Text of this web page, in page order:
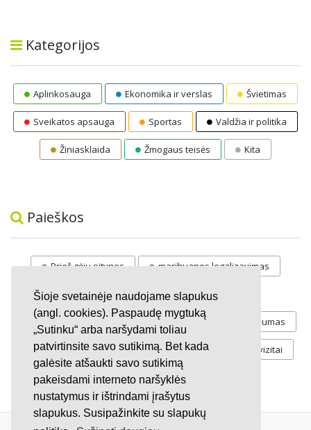
Šioje svetainėje naudojame slapukus
(angl. cookies). Paspaudę mygtuką
„Sutinku“ arba naršydami toliau
patvirtinsite savo sutikimą. Bet kada
galėsite atšaukti savo sutikimą
pakeisdami interneto naršyklės
nustatymus ir ištrindami įrašytus
slapukus. Susipažinkite su slapukų
Kategorijos
Aplinkosauga Ekonomika ir verslas Švietimas
Sveikatos apsauga Sportas Valdžia ir politika
Žiniasklaida Žmogaus teisės Kita
Paieškos
Prieš gėju eitynes marihuanos legalizavimas
STOP vaiku atemimas
Pilnos moksleivių vasaros atostogos referendumas
Keliu jaunystės Valandos Rekvizitai
Investicijos